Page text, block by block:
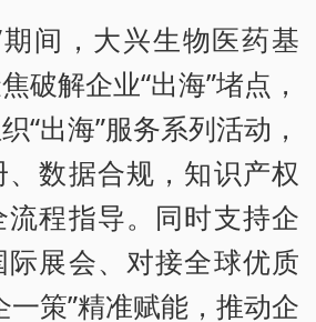
期间，大兴生物医药基
破解企业“出海”堵点，
“出海”服务系列活动，
数据合规，知识产权
程指导。同时支持企
展会、对接全球优质
一策”精准赋能，推动企